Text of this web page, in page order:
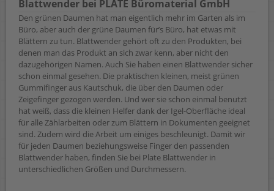
Blattwender bei PLATE Büromaterial GmbH
Den grünen Daumen hat man eigentlich mehr im Garten als im
Büro, aber auch der grüne Daumen für’s Büro, hat etwas mit
Blättern zu tun. Blattwender gehört oft zu den Produkten, bei
denen man das Produkt an sich zwar kenn, aber nicht den
dazugehörigen Namen. Auch Sie haben einen Blattwender sicher
schon einmal gesehen. Die praktischen kleinen, meist grünen
Gummifinger aus Kautschuk, die über den Daumen oder
Zeigefinger gezogen werden. Und wer sie schon einmal benutzt
hat weiß, dass die kleinen Helfer dank der Igel-Oberfläche ideal
für alle Zählarbeiten oder zum Blättern in Dokumenten geeignet
sind. Zudem wird die Arbeit um einiges beschleunigt. Damit wir
für jeden Daumen beziehungsweise Finger den passenden
Blattwender haben, finden Sie bei Plate Blattwender in
unterschiedlichen Größen und Durchmessern.